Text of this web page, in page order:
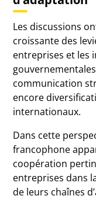
Les discussions
croissante des
entreprises et les
communication
encore
internationaux.
Dans cette
francophone
coopération
entreprises dans
de leurs chaînes